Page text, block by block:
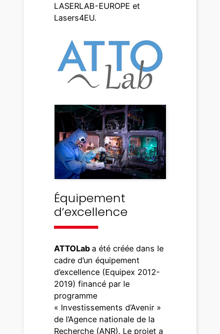
LASERLAB-EUROPE et
Lasers4EU.
Équipement
d’excellence
ATTOLaba été créée dans le
cadre d’un équipement
d’excellence (Equipex 2012-
2019) financé par le
programme
« Investissements d’Avenir »
de l’Agence nationale de la
Recherche (ANR). Le projet a